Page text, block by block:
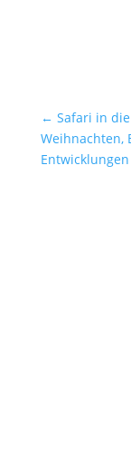
← Safari in
Weihnachten,